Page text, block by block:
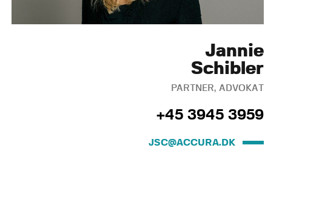
Jannie
Schibler
PARTNER, ADVOKAT
+45 3945 3959
JSC@ACCURA.DK